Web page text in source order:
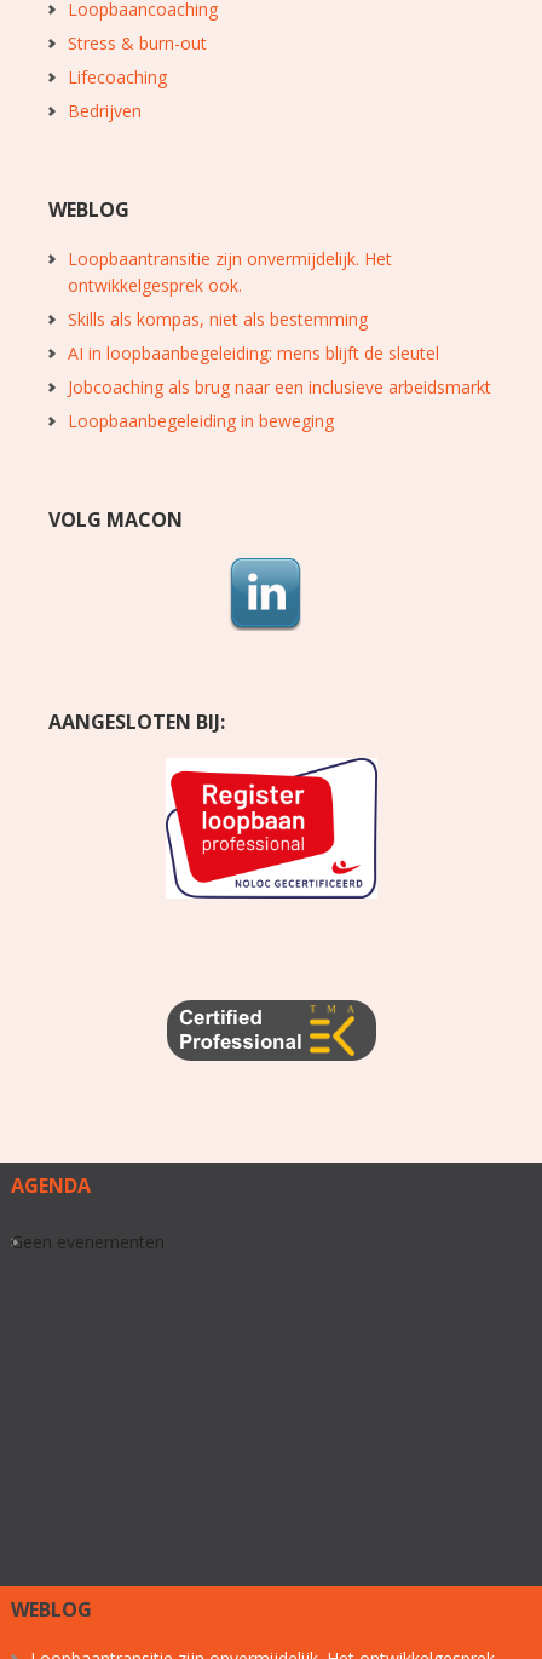
Loopbaancoaching
Stress & burn-out
Lifecoaching
Bedrijven
WEBLOG
Loopbaantransitie zijn onvermijdelijk. Het
ontwikkelgesprek ook.
Skills als kompas, niet als bestemming
AI in loopbaanbegeleiding: mens blijft de sleutel
Jobcoaching als brug naar een inclusieve arbeidsmarkt
Loopbaanbegeleiding in beweging
VOLG MACON
AANGESLOTEN BIJ:
AGENDA
Geen evenementen
WEBLOG